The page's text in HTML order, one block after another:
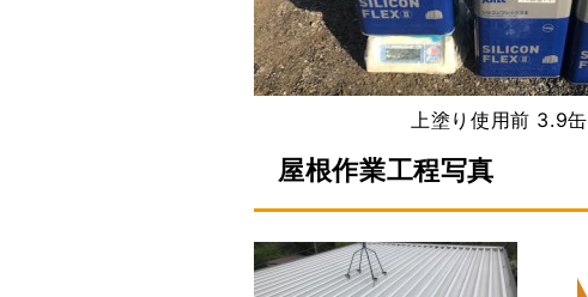
上塗り使用前 3.9缶
屋根作業工程写真